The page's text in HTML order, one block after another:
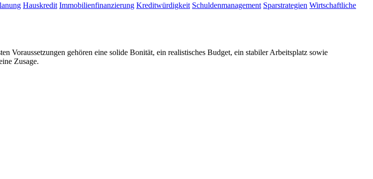
Hauskredit Immobilienfinanzierung Kreditwürdigkeit Schuldenmanagement Sparstrategien Wirtschaftliche
gehören eine solide Bonität, ein realistisches Budget, ein stabiler Arbeitsplatz sowie
Zusage.